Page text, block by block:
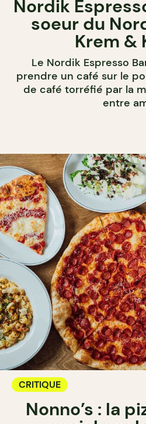
Nordik
soeur du
Krem &
Le Nordik Espresso
prendre un café sur le
de café torréfié par la
entre
CRITIQUE
Nonno’s : la